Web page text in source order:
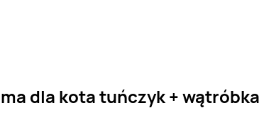
dla kota tuńczyk +